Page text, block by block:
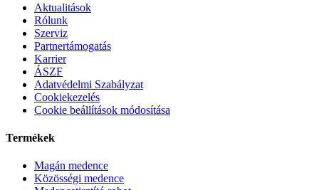
Aktualitások
Rólunk
Szerviz
Partnertámogatás
Karrier
ÁSZF
Adatvédelmi Szabályzat
Cookiekezelés
Cookie beállítások módosítása
Termékek
Magán medence
Közösségi medence